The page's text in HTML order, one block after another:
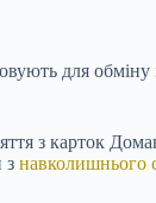
для
з карток
з навколишнього